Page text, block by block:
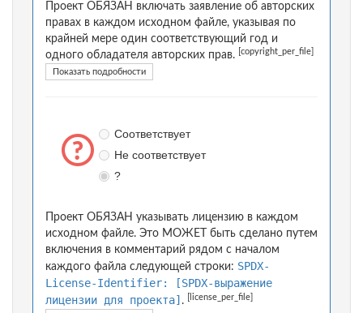
Проект ОБЯЗАН включать заявление об авторских
правах в каждом исходном файле, указывая по
крайней мере один соответствующий год и
одного обладателя авторских прав.
[copyright_per_file]
Показать подробности
Соответствует
Не соответствует
?
Проект ОБЯЗАН указывать лицензию в каждом
исходном файле. Это МОЖЕТ быть сделано путем
включения в комментарий рядом с началом
каждого файла следующей строки: SPDX-
License-Identifier: [SPDX-выражение
лицензии для проекта] . [license_per_file]